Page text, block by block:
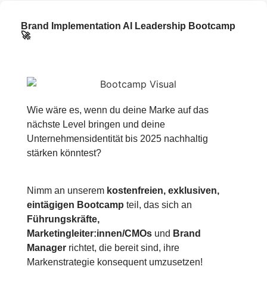
Brand Implementation AI Leadership Bootcamp
🚀
Wie wäre es, wenn du deine Marke auf das
nächste Level bringen und deine
Unternehmensidentität bis 2025 nachhaltig
stärken könntest?
Nimm an unserem kostenfreien, exklusiven,
eintägigen Bootcamp teil, das sich an
Führungskräfte,
Marketingleiter:innen/CMOs und Brand
Manager richtet, die bereit sind, ihre
Markenstrategie konsequent umzusetzen!